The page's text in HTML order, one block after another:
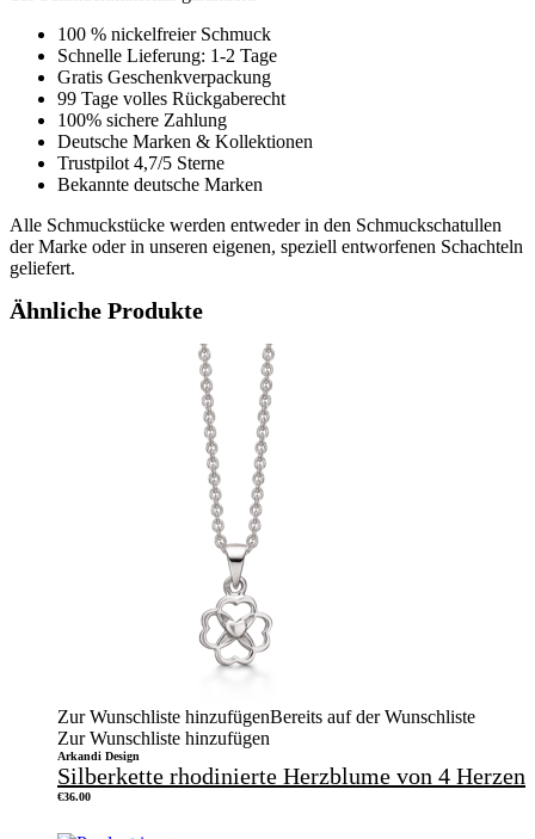
100 % nickelfreier Schmuck
Schnelle Lieferung: 1-2 Tage
Gratis Geschenkverpackung
99 Tage volles Rückgaberecht
100% sichere Zahlung
Deutsche Marken & Kollektionen
Trustpilot 4,7/5 Sterne
Bekannte deutsche Marken
Alle Schmuckstücke werden entweder in den Schmuckschatullen
der Marke oder in unseren eigenen, speziell entworfenen Schachteln
geliefert.
Ähnliche Produkte
Zur Wunschliste hinzufügenBereits auf der Wunschliste
Zur Wunschliste hinzufügen
Arkandi Design
Silberkette rhodinierte Herzblume von 4 Herzen
€36.00